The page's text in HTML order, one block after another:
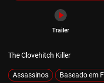
Trailer
The Clovehitch Killer
Assassinos Baseado em